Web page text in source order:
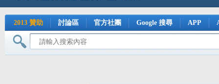
2013 贊助 討論區 官方社團 Google 搜尋 APP